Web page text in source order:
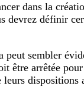
dans la
devrez définir
peut sembler
être arrêtée
leurs dispositions